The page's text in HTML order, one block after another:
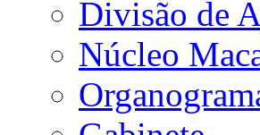
Divisão de
Núcleo